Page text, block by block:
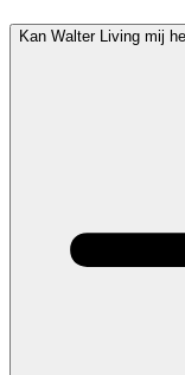
Kan Walter Living mij